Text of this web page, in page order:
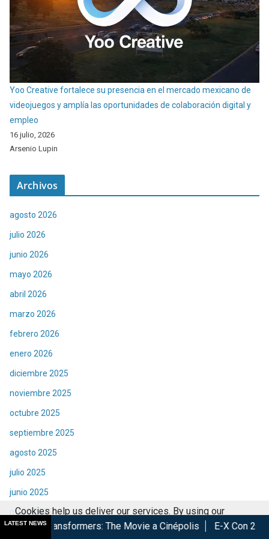
Yoo Creative fortalece su presencia en el mercado mexicano de
videojuegos y amplía las oportunidades de colaboración digital y
empleo
16 julio, 2026
Arsenio Lupin
Archivos
agosto 2026
julio 2026
junio 2026
mayo 2026
abril 2026
marzo 2026
febrero 2026
enero 2026
diciembre 2025
noviembre 2025
octubre 2025
septiembre 2025
agosto 2025
julio 2025
junio 2025
mayo 2025
LATEST NEWSThe Movie a Cinépolis E-X Con 2026, Éxito total en la
Cookies help us deliver our services. By using our
services, you agree to our use of cookies.
Got it